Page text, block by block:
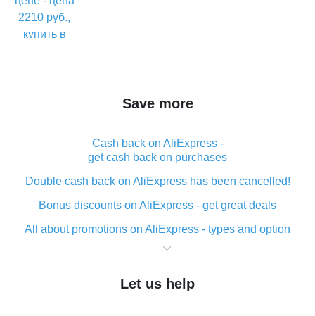
Save more
Cash back on AliExpress -
get cash back on purchases
Double cash back on AliExpress has been cancelled!
Bonus discounts on AliExpress - get great deals
All about promotions on AliExpress - types and option
What is cash back when making purchases on
The best place to download cash back for AliExpress
Let us help